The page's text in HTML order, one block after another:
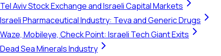
Tel Aviv Stock Exchange and Israeli Capital Markets
Israeli Pharmaceutical Industry: Teva and Generic Drugs
Waze, Mobileye, Check Point: Israeli Tech Giant Exits
Dead Sea Minerals Industry